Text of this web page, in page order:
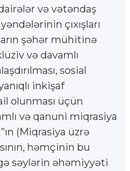
və vətəndaş
çıxışları
şəhər mühitinə
və davamlı
sosial
inkişaf
olunması üçün
və qanuni miqrasiya
(Miqrasiya üzrə
həmçinin bu
səylərin əhəmiyyəti